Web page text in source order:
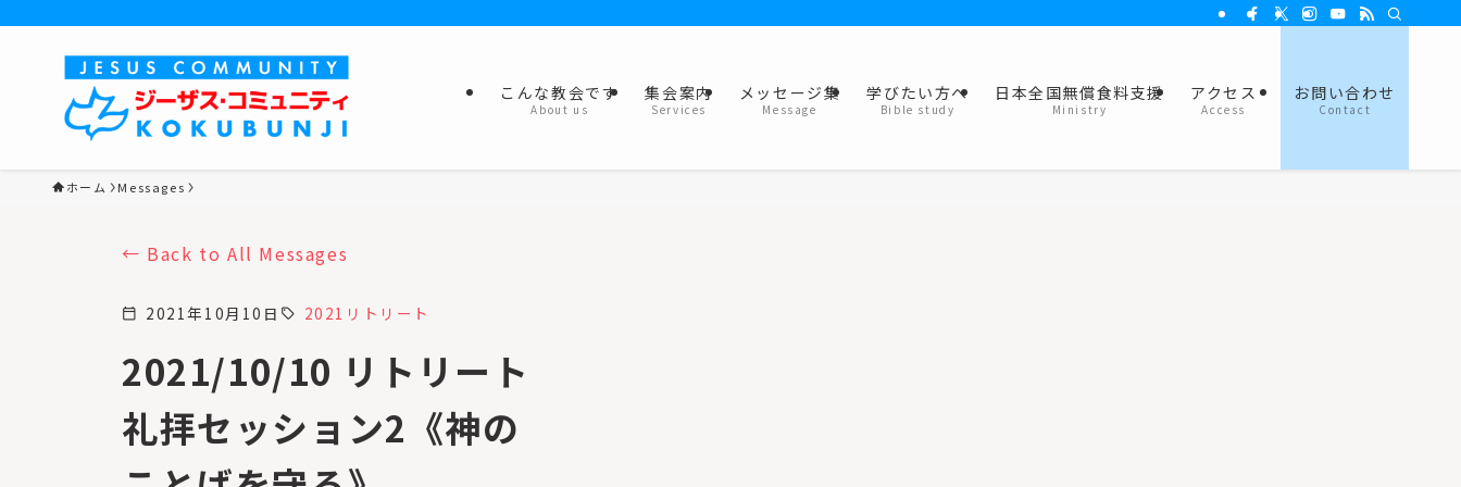
こんな教会です
About us
集会案内
Services
メッセージ集
Message
学びたい方へ
Bible study
日本全国無償食料支援
Ministry
アクセス
Access
お問い合わせ
Contact
ホーム Messages
Back to All Messages
calendar_today 2021年10月10日 sell 2021リトリート
2021/10/10 リトリート
礼拝セッション2《神の